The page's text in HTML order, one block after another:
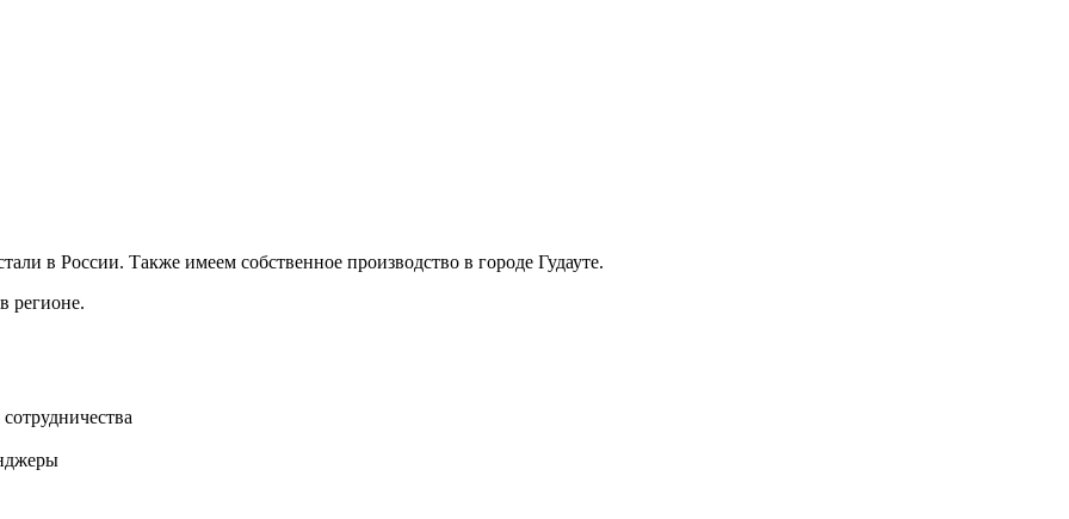
в России. Также имеем собственное производство в городе Гудауте.
регионе.